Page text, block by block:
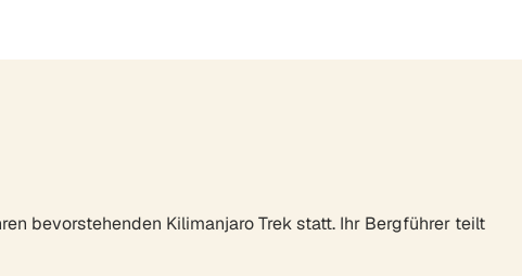
bevorstehenden Kilimanjaro Trek statt. Ihr Bergführer teilt